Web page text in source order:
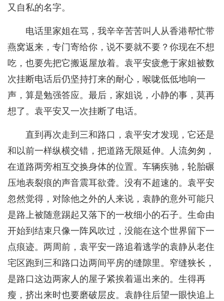
又自私的名字。
电话里家姐在骂，我辛辛苦苦叫人从香港帮忙带
燕窝返来，专门寄给你，说不要就不要？你现在不想
吃，也要先把它搬返屋放着。袁平安疲惫于家姐被数
次挂断电话后仍坚持打来的耐心，喉咙低低地响一
声，算是勉强答应。最后，家姐说，小静的事，莫再
想了。袁平安又一次挂断了电话。
直到再次走到三和路口，袁平安才发现，它还是
和以前一样纵横交错，把道路无限延伸。人流匆匆，
在道路两旁相互交换身体的位置。车辆疾驰，轮胎碾
压地表裂痕的声音震耳欲聋。没有不超速的。袁平安
忽然觉得，对除他之外的人来说，袁静的意外可能只
是路上被随意踢起又落下的一枚细小的石子。生命由
开始到结束只像一阵风吹过，没能在这个世界留下一
点痕迹。两周前，袁平安一路追着逃学的袁静从老住
宅区跑到三和路口边两间平房的缝隙里。窄缝狭长，
是路口这边两家人的屋子紧挨着逼出来的。生得再
瘦，挤出来时也要磨破层皮。袁静往后望一眼快追上